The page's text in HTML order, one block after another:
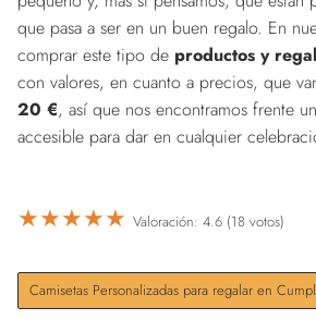
que pasa a ser en un buen regalo. En
comprar este tipo de productos y
con valores, en cuanto a precios, que
20 €, así que nos encontramos frente
accesible para dar en cualquier
★★★★★ Valoración: 4.6 (18 votos)
Camisetas Personalizadas para regalar en